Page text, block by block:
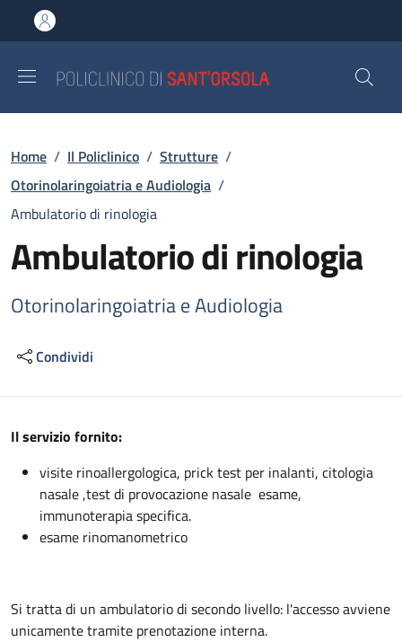
al contenuto principale
to footer content
Briciole di pane
Home / Il Policlinico / Strutture /
Otorinolaringoiatria e Audiologia /
Ambulatorio di rinologia
Ambulatorio di rinologia
Otorinolaringoiatria e Audiologia
Condividi
Descrizione
Il servizio fornito:
visite rinoallergologica, prick test per inalanti, citologia
nasale ,test di provocazione nasale esame,
immunoterapia specifica.
esame rinomanometrico
Si tratta di un ambulatorio di secondo livello: l'accesso avviene
unicamente tramite prenotazione interna.